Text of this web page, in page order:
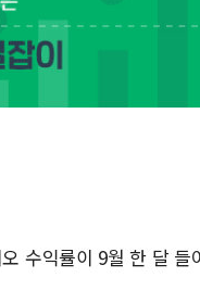
연일 폭염
中 전방위
인제 용대리
동해시,
폭염에 車
수익률이 9월 한 달 들